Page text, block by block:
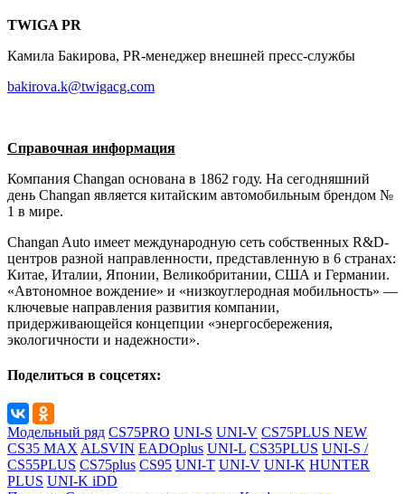
TWIGA PR
Камила Бакирова, PR-менеджер внешней пресс-службы
bakirova.k@twigacg.com
Справочная информация
Компания Changan основана в 1862 году. На сегодняшний
день Changan является китайским автомобильным брендом №
1 в мире.
Changan Auto имеет международную сеть собственных R&D-
центров разной направленности, представленную в 6 странах:
Китае, Италии, Японии, Великобритании, США и Германии.
«Автономное вождение» и «низкоуглеродная мобильность» —
ключевые направления развития компании,
придерживающейся концепции «энергосбережения,
экологичности и надежности».
Поделиться в соцсетях:
Модельный ряд CS75PRO UNI-S UNI-V CS75PLUS NEW
CS35 MAX ALSVIN EADOplus UNI-L CS35PLUS UNI-S /
CS55PLUS CS75plus CS95 UNI-T UNI-V UNI-K HUNTER
PLUS UNI-K iDD